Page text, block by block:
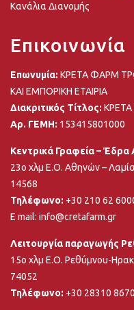
Κανάλια Διανομής
Επικοινωνία
Επωνυμία: ΚΡΕΤΑ ΦΑΡΜ
ΚΑΙ ΕΜΠΟΡΙΚΗ ΕΤΑΙΡΙΑ
Διακριτικός Τίτλος:
Αρ. ΓΕΜΗ: 153415801000
Κεντρικά Γραφεία – Έδρα
23ο χλμ Ε.Ο. Αθηνών –
14568
Τηλέφωνο: +30 210 62
E mail: info@cretafarm.gr
Λειτουργία παραγωγής
15ο χλμ Ε.Ο. Ρεθύμνου-
74052
Τηλέφωνο: +30 28310